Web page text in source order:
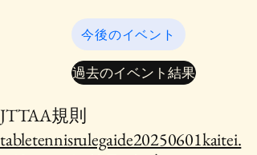
今後のイベント
過去のイベント結果
​JTTAA規則
tabletennisrulegaide20250601kaitei.